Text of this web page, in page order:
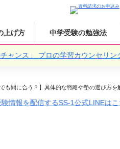
上げ方 中学受験の勉強法
ャンス」 プロの学習カウンセリン
も間に合う？】具体的な戦略や塾の選び方を